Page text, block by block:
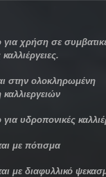
για χρήση σε
στην ολοκληρωμένη
καλλιεργειών
υδροπονικές
με πότισμα
με διαφυλλικό